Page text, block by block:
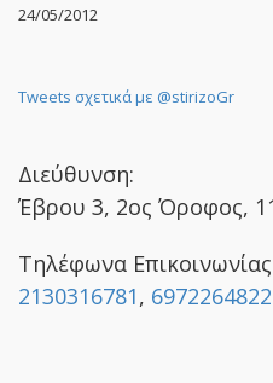
24/05/2012
Tweets σχετικά με @stirizoGr
Διεύθυνση:
Έβρου 3, 2ος Όροφος,
Τηλέφωνα
2130316781, 6972264822